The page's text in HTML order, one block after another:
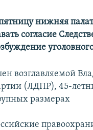
нижняя
согласие
возглавляемой
(ЛДПР), 45-
размерах